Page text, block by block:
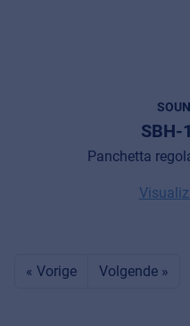
SBH-
Panchetta
« Vorige Volgende »